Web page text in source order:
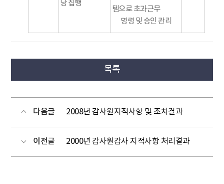
당 집행
템으로 초과근무
명령 및 승인 관리
목록
다음글 2008년 감사원지적사항 및 조치결과
이전글 2000년 감사원감사 지적사항 처리결과